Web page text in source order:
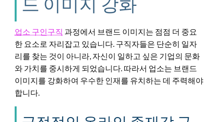
업소 구인구직 과정에서 브랜드 이미지는 점점 더 중요
한 요소로 자리잡고 있습니다. 구직자들은 단순히 일자
리를 찾는 것이 아니라, 자신이 일하고 싶은 기업의 문화
와 가치를 중시하게 되었습니다. 따라서 업소는 브랜드
이미지를 강화하여 우수한 인재를 유치하는 데 주력해야
합니다.